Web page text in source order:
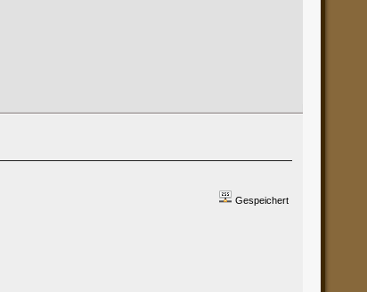
Gespeichert